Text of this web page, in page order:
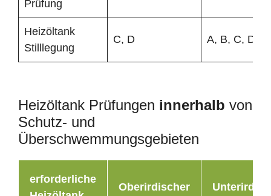
Prüfung
Heizöltank
Stilllegung
C, D A, B, C, D
Heizöltank Prüfungen innerhalb von
Schutz- und
Überschwemmungsgebieten
erforderliche
Oberirdischer